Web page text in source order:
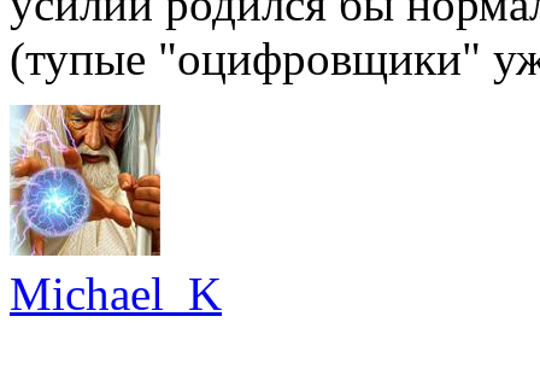
(тупые "оцифровщики"
Michael_K